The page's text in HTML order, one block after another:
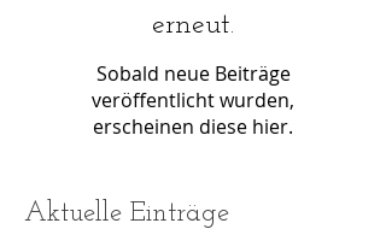
erneut.
Sobald neue Beiträge
veröffentlicht wurden,
erscheinen diese hier.
Aktuelle Einträge